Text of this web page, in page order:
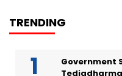
TRENDING
Government